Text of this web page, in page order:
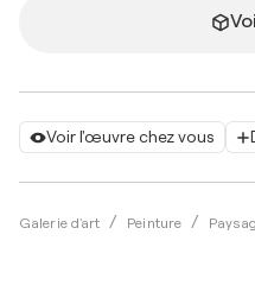
Voir l'œuvre chez vous
Galerie d'art Peinture